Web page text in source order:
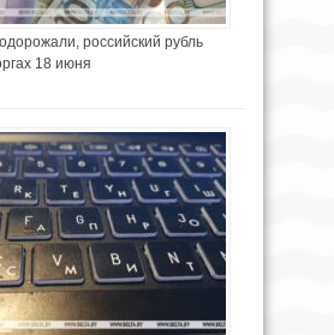
российский рубль
18 июня